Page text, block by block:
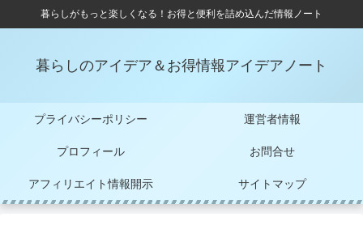
暮らしがもっと楽しくなる！お得と便利を詰め込んだ情報ノート
暮らしのアイデア＆お得情報アイデアノート
プライバシーポリシー 運営者情報
プロフィール お問合せ
アフィリエイト情報開示 サイトマップ